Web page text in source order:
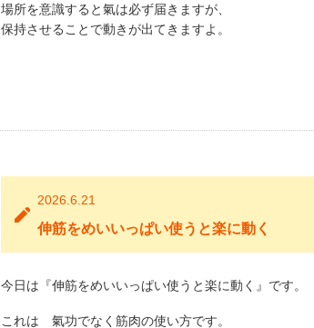
場所を意識すると氣は必ず届きますが、
保持させることで動きが出てきますよ。
2026.6.21
伸筋をめいいっぱい使うと楽に動く
今日は『伸筋をめいいっぱい使うと楽に動く』です。
これは 氣功でなく筋肉の使い方です。